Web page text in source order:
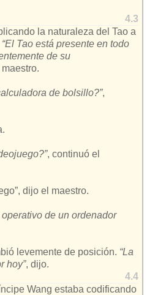
4.3
la naturaleza del Tao a
“El Tao está presente en todo
de su
de bolsillo?”,
, continuó el
dijo el maestro.
de un ordenador
levemente de posición. “La
hoy”, dijo.
4.4
Wang estaba codificando